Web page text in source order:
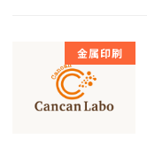
金属印刷